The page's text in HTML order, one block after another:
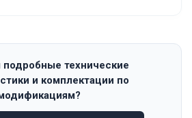
технические
и комплектации по